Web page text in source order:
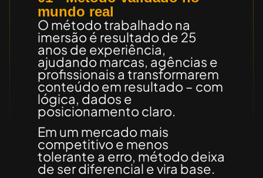
mundo real
O método trabalhado na
imersão é resultado de 25
anos de experiência,
ajudando marcas, agências e
profissionais a transformarem
conteúdo em resultado – com
lógica, dados e
posicionamento claro.
Em um mercado mais
competitivo e menos
tolerante a erro, método deixa
de ser diferencial e vira base.